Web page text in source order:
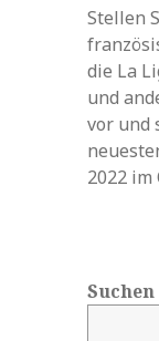
Stellen
die La
und
vor und
2022 im
Suchen